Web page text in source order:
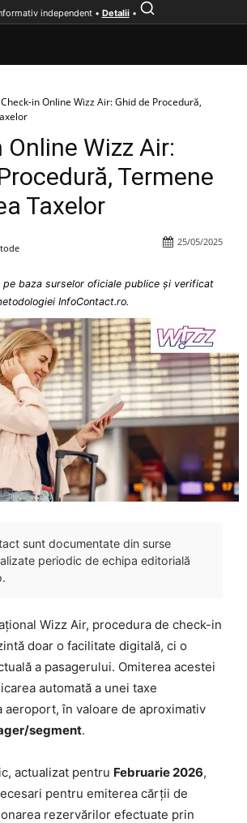
Check-in Online Wizz Air: Ghid de Procedură,
Online Wizz Air:
Termene
Taxelor
25/05/2025
baza surselor oficiale publice și verificat
InfoContact.ro.
sunt documentate din surse
periodic de echipa editorială
Wizz Air, procedura de check-in
doar o facilitate digitală, ci o
a pasagerului. Omiterea acestei
automată a unei taxe
aeroport, în valoare de aproximativ
segment.
actualizat pentru Februarie 2026,
pentru emiterea cărții de
rezervărilor efectuate prin
independent • Detalii•